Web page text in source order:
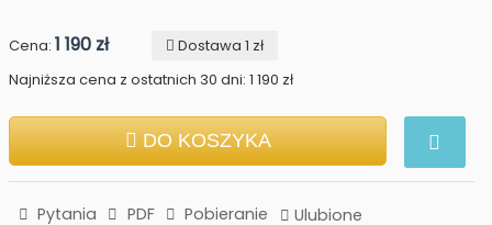
Cena: 1 190 zł
Dostawa 1 zł
Najniższa cena z ostatnich 30 dni: 1 190 zł
DO KOSZYKA
Pytania PDF Pobieranie Ulubione